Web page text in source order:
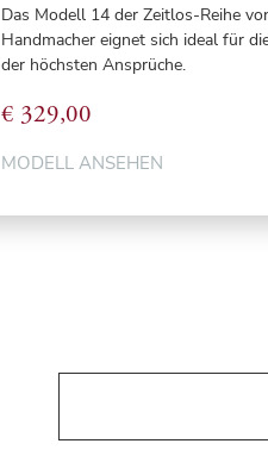
Das Modell 14 der Zeitlos-Reihe
Handmacher eignet sich ideal für
der höchsten Ansprüche.
€ 329,00
MODELL ANSEHEN